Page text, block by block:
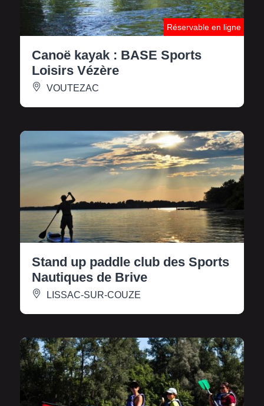
Réservable en ligne
Canoë kayak : BASE Sports
Loisirs Vézère
VOUTEZAC
Stand up paddle club des Sports
Nautiques de Brive
LISSAC-SUR-COUZE